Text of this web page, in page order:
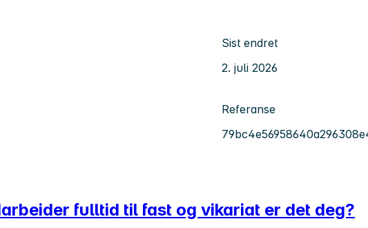
Sist endret
2. juli 2026
Referanse
fulltid til fast og vikariat er det deg?